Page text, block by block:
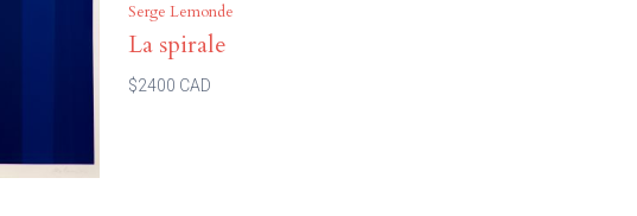
Serge Lemonde
La spirale
$2400 CAD